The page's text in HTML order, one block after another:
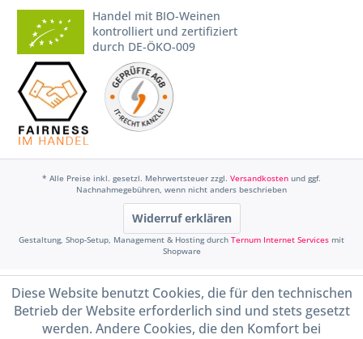
Handel mit BIO-Weinen
kontrolliert und zertifiziert
durch DE-ÖKO-009
* Alle Preise inkl. gesetzl. Mehrwertsteuer zzgl. Versandkosten und ggf.
Nachnahmegebühren, wenn nicht anders beschrieben
Widerruf erklären
Gestaltung, Shop-Setup, Management & Hosting durch Ternum Internet Services mit
Shopware
Diese Website benutzt Cookies, die für den technischen
Betrieb der Website erforderlich sind und stets gesetzt
werden. Andere Cookies, die den Komfort bei